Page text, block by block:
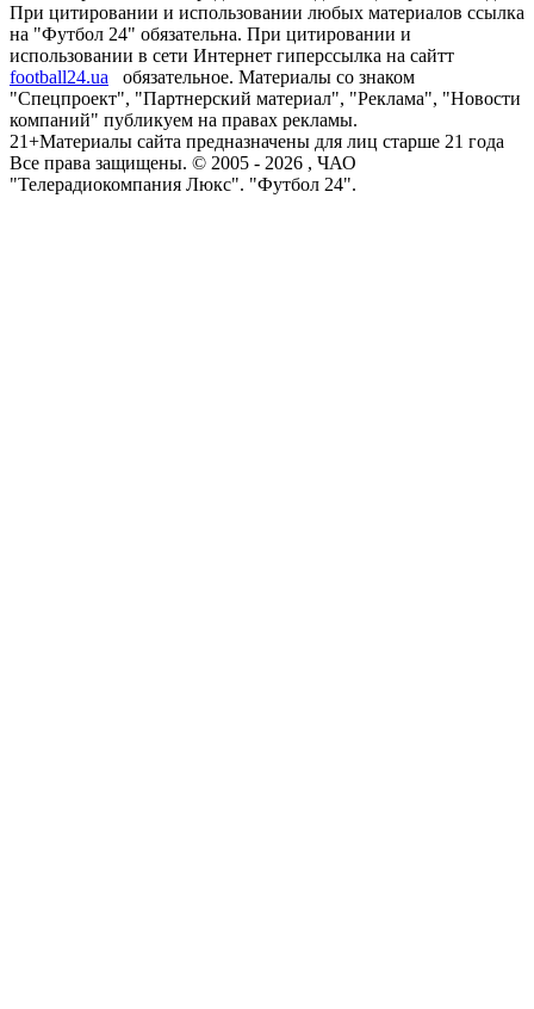
При цитировании и использовании любых материалов ссылка
на "Футбол 24" обязательна. При цитировании и
использовании в сети Интернет гиперссылка на сайтт
football24.ua
обязательное. Материалы со знаком
"Спецпроект", "Партнерский материал", "Реклама", "Новости
компаний" публикуем на правах рекламы.
21+Материалы сайта предназначены для лиц старше 21 года
Все права защищены. © 2005 - 2026 , ЧАО
"Телерадиокомпания Люкс". "Футбол 24".